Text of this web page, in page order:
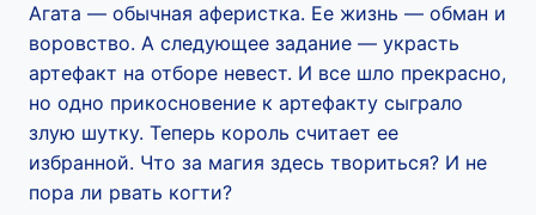
Агата — обычная аферистка. Ее жизнь — обман и
воровство. А следующее задание — украсть
артефакт на отборе невест. И все шло прекрасно,
но одно прикосновение к артефакту сыграло
злую шутку. Теперь король считает ее
избранной. Что за магия здесь твориться? И не
пора ли рвать когти?